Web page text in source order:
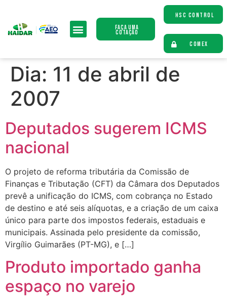
Faça uma
Cotação
HSC CONTROL
COMEX
Dia: 11 de abril de
2007
Deputados sugerem ICMS
nacional
O projeto de reforma tributária da Comissão de
Finanças e Tributação (CFT) da Câmara dos Deputados
prevê a unificação do ICMS, com cobrança no Estado
de destino e até seis alíquotas, e a criação de um caixa
único para parte dos impostos federais, estaduais e
municipais. Assinada pelo presidente da comissão,
Virgílio Guimarães (PT-MG), e […]
Produto importado ganha
espaço no varejo